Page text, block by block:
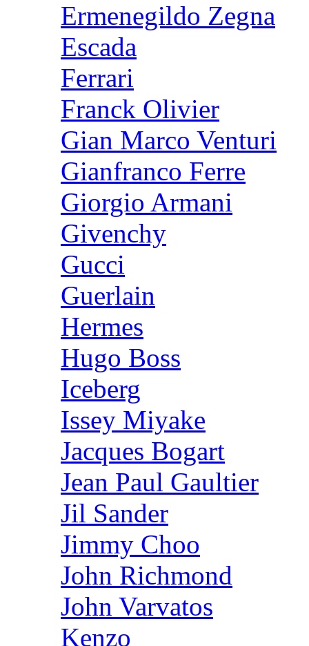
Ermenegildo Zegna
Escada
Ferrari
Franck Olivier
Gian Marco Venturi
Gianfranco Ferre
Giorgio Armani
Givenchy
Gucci
Guerlain
Hermes
Hugo Boss
Iceberg
Issey Miyake
Jacques Bogart
Jean Paul Gaultier
Jil Sander
Jimmy Choo
John Richmond
John Varvatos
Kenzo